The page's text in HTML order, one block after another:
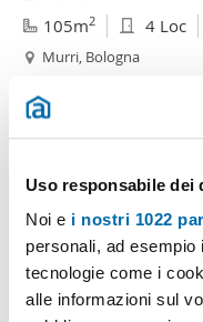
Uso responsabile dei
Noi e i nostri 1022
personali, ad
tecnologie come i
alle informazioni sul
105m2 4 Loc
Murri, Bologna